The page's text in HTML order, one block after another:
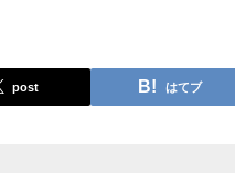
post はてブ